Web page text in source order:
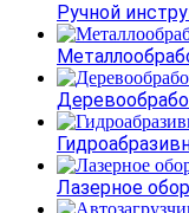
Ручной
Лазерное